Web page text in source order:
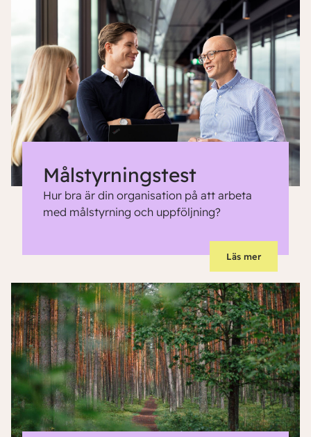
Målstyrningstest
Hur bra är din organisation på att arbeta
med målstyrning och uppföljning?
Läs mer